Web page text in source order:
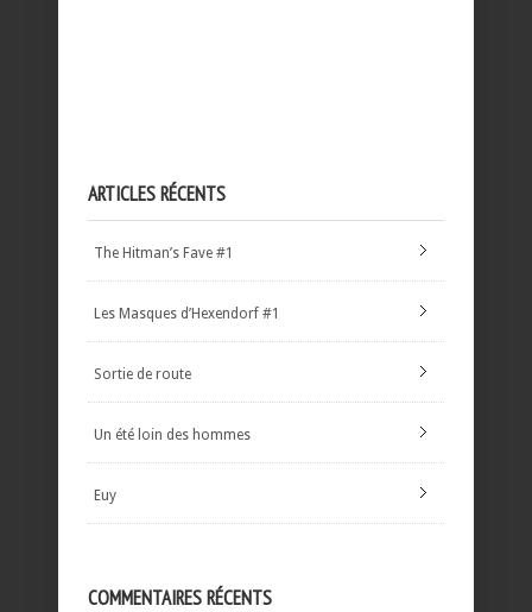
ARTICLES RÉCENTS
The Hitman’s Fave #1
Les Masques d’Hexendorf #1
Sortie de route
Un été loin des hommes
Euy
COMMENTAIRES RÉCENTS